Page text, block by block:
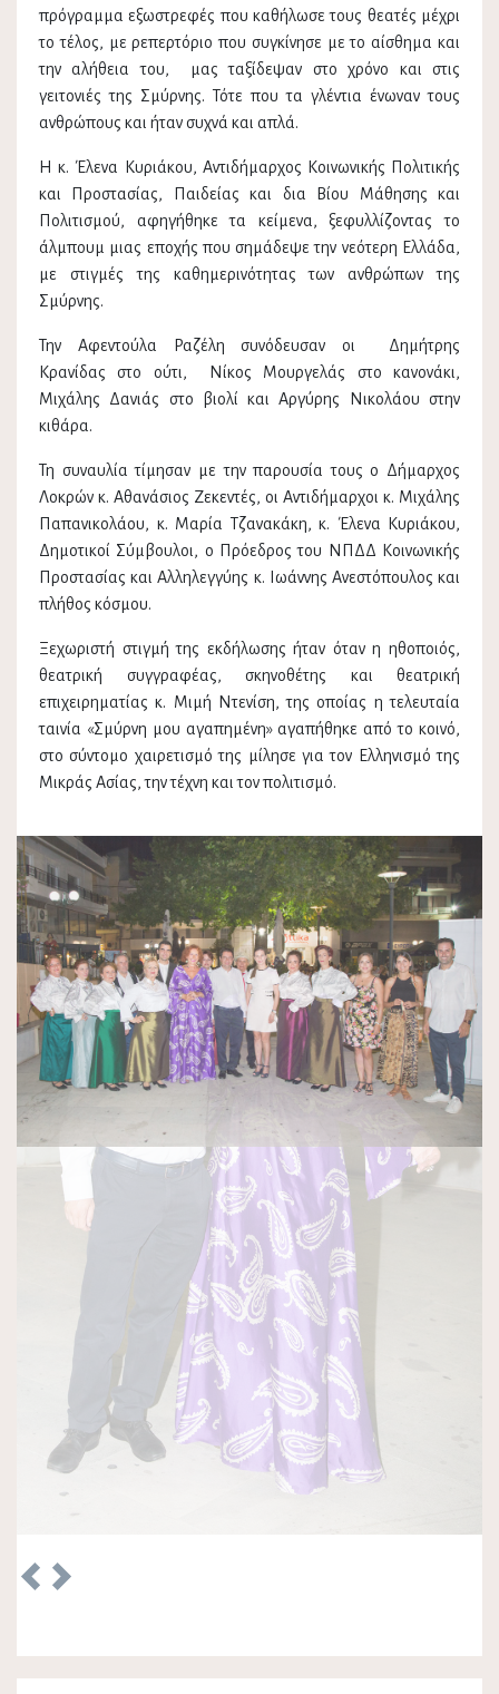
πρόγραμμα εξωστρεφές που καθήλωσε τους θεατές μέχρι
το τέλος, με ρεπερτόριο που συγκίνησε με το αίσθημα και
την αλήθεια του, μας ταξίδεψαν στο χρόνο και στις
γειτονιές της Σμύρνης. Τότε που τα γλέντια ένωναν τους
ανθρώπους και ήταν συχνά και απλά.
Η κ. Έλενα Κυριάκου, Αντιδήμαρχος Κοινωνικής Πολιτικής
και Προστασίας, Παιδείας και δια Βίου Μάθησης και
Πολιτισμού, αφηγήθηκε τα κείμενα, ξεφυλλίζοντας το
άλμπουμ μιας εποχής που σημάδεψε την νεότερη Ελλάδα,
με στιγμές της καθημερινότητας των ανθρώπων της
Σμύρνης.
Την Αφεντούλα Ραζέλη συνόδευσαν οι Δημήτρης
Κρανίδας στο ούτι, Νίκος Μουργελάς στο κανονάκι,
Μιχάλης Δανιάς στο βιολί και Αργύρης Νικολάου στην
κιθάρα.
Τη συναυλία τίμησαν με την παρουσία τους ο Δήμαρχος
Λοκρών κ. Αθανάσιος Ζεκεντές, οι Αντιδήμαρχοι κ. Μιχάλης
Παπανικολάου, κ. Μαρία Τζανακάκη, κ. Έλενα Κυριάκου,
Δημοτικοί Σύμβουλοι, ο Πρόεδρος του ΝΠΔΔ Κοινωνικής
Προστασίας και Αλληλεγγύης κ. Ιωάννης Ανεστόπουλος και
πλήθος κόσμου.
Ξεχωριστή στιγμή της εκδήλωσης ήταν όταν η ηθοποιός,
θεατρική συγγραφέας, σκηνοθέτης και θεατρική
επιχειρηματίας κ. Μιμή Ντενίση, της οποίας η τελευταία
ταινία «Σμύρνη μου αγαπημένη» αγαπήθηκε από το κοινό,
στο σύντομο χαιρετισμό της μίλησε για τον Ελληνισμό της
Μικράς Ασίας, την τέχνη και τον πολιτισμό.
PreviousNext
ΠΑΛΑΙΌΤΕΡΑ
Προκήρυξη Παραδοσιακής Εμποροπανήγυρης
Αταλάντης 2026
Τρ, 07/04/2026 - 09:45